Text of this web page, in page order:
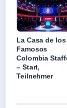
La Casa de los
Famosos
Colombia
– Start,
Teilnehmer